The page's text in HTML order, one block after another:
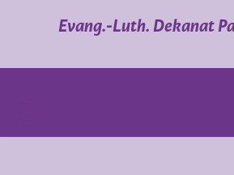
Evang.-Luth. Dekanat